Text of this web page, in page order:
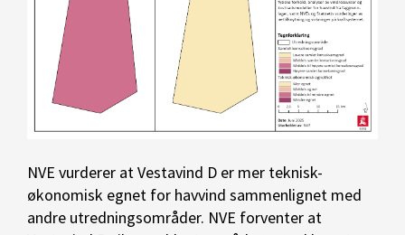
NVE vurderer at Vestavind D er mer teknisk-
økonomisk egnet for havvind sammenlignet med
andre utredningsområder. NVE forventer at